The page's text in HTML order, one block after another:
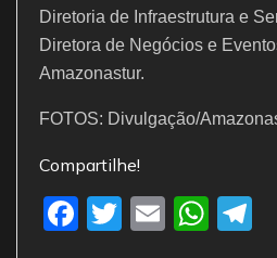
Diretoria de Infraestrutura e
Diretora de Negócios e
Amazonastur.
FOTOS: Divulgação/
Compartilhe!
F
T
E
W